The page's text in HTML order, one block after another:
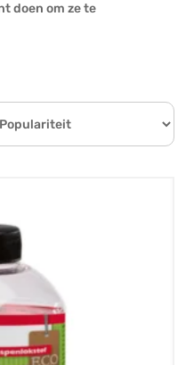
doen om ze te